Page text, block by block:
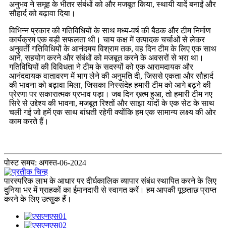
अनुभव ने समूह के भीतर संबंधों को और मजबूत किया, स्थायी यादें बनाईं और
सौहार्द को बढ़ावा दिया।
विभिन्न प्रकार की गतिविधियों के साथ मध्य-वर्ष की बैठक और टीम निर्माण
कार्यक्रम एक बड़ी सफलता थी। चाय कक्ष में उत्पादक चर्चाओं से लेकर
अनुवर्ती गतिविधियों के आनंदमय विश्राम तक, वह दिन टीम के लिए एक साथ
आने, सहयोग करने और संबंधों को मजबूत करने के अवसरों से भरा था।
गतिविधियों की विविधता ने टीम के सदस्यों को एक आरामदायक और
आनंददायक वातावरण में भाग लेने की अनुमति दी, जिससे एकता और सौहार्द
की भावना को बढ़ावा मिला, जिसका निस्संदेह हमारी टीम को आगे बढ़ने की
प्रेरणा पर सकारात्मक प्रभाव पड़ा। जब दिन ख़त्म हुआ, तो हमारी टीम नए
सिरे से उद्देश्य की भावना, मजबूत रिश्तों और साझा यादों के एक सेट के साथ
चली गई जो हमें एक साथ बांधती रहेगी क्योंकि हम एक सामान्य लक्ष्य की ओर
काम करते हैं।
पोस्ट समय: अगस्त-06-2024
पारस्परिक लाभ के आधार पर दीर्घकालिक व्यापार संबंध स्थापित करने के लिए
दुनिया भर में ग्राहकों का ईमानदारी से स्वागत करें। हम आपकी पूछताछ प्राप्त
करने के लिए उत्सुक हैं।